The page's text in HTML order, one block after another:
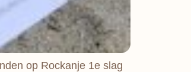
op Rockanje 1e slag